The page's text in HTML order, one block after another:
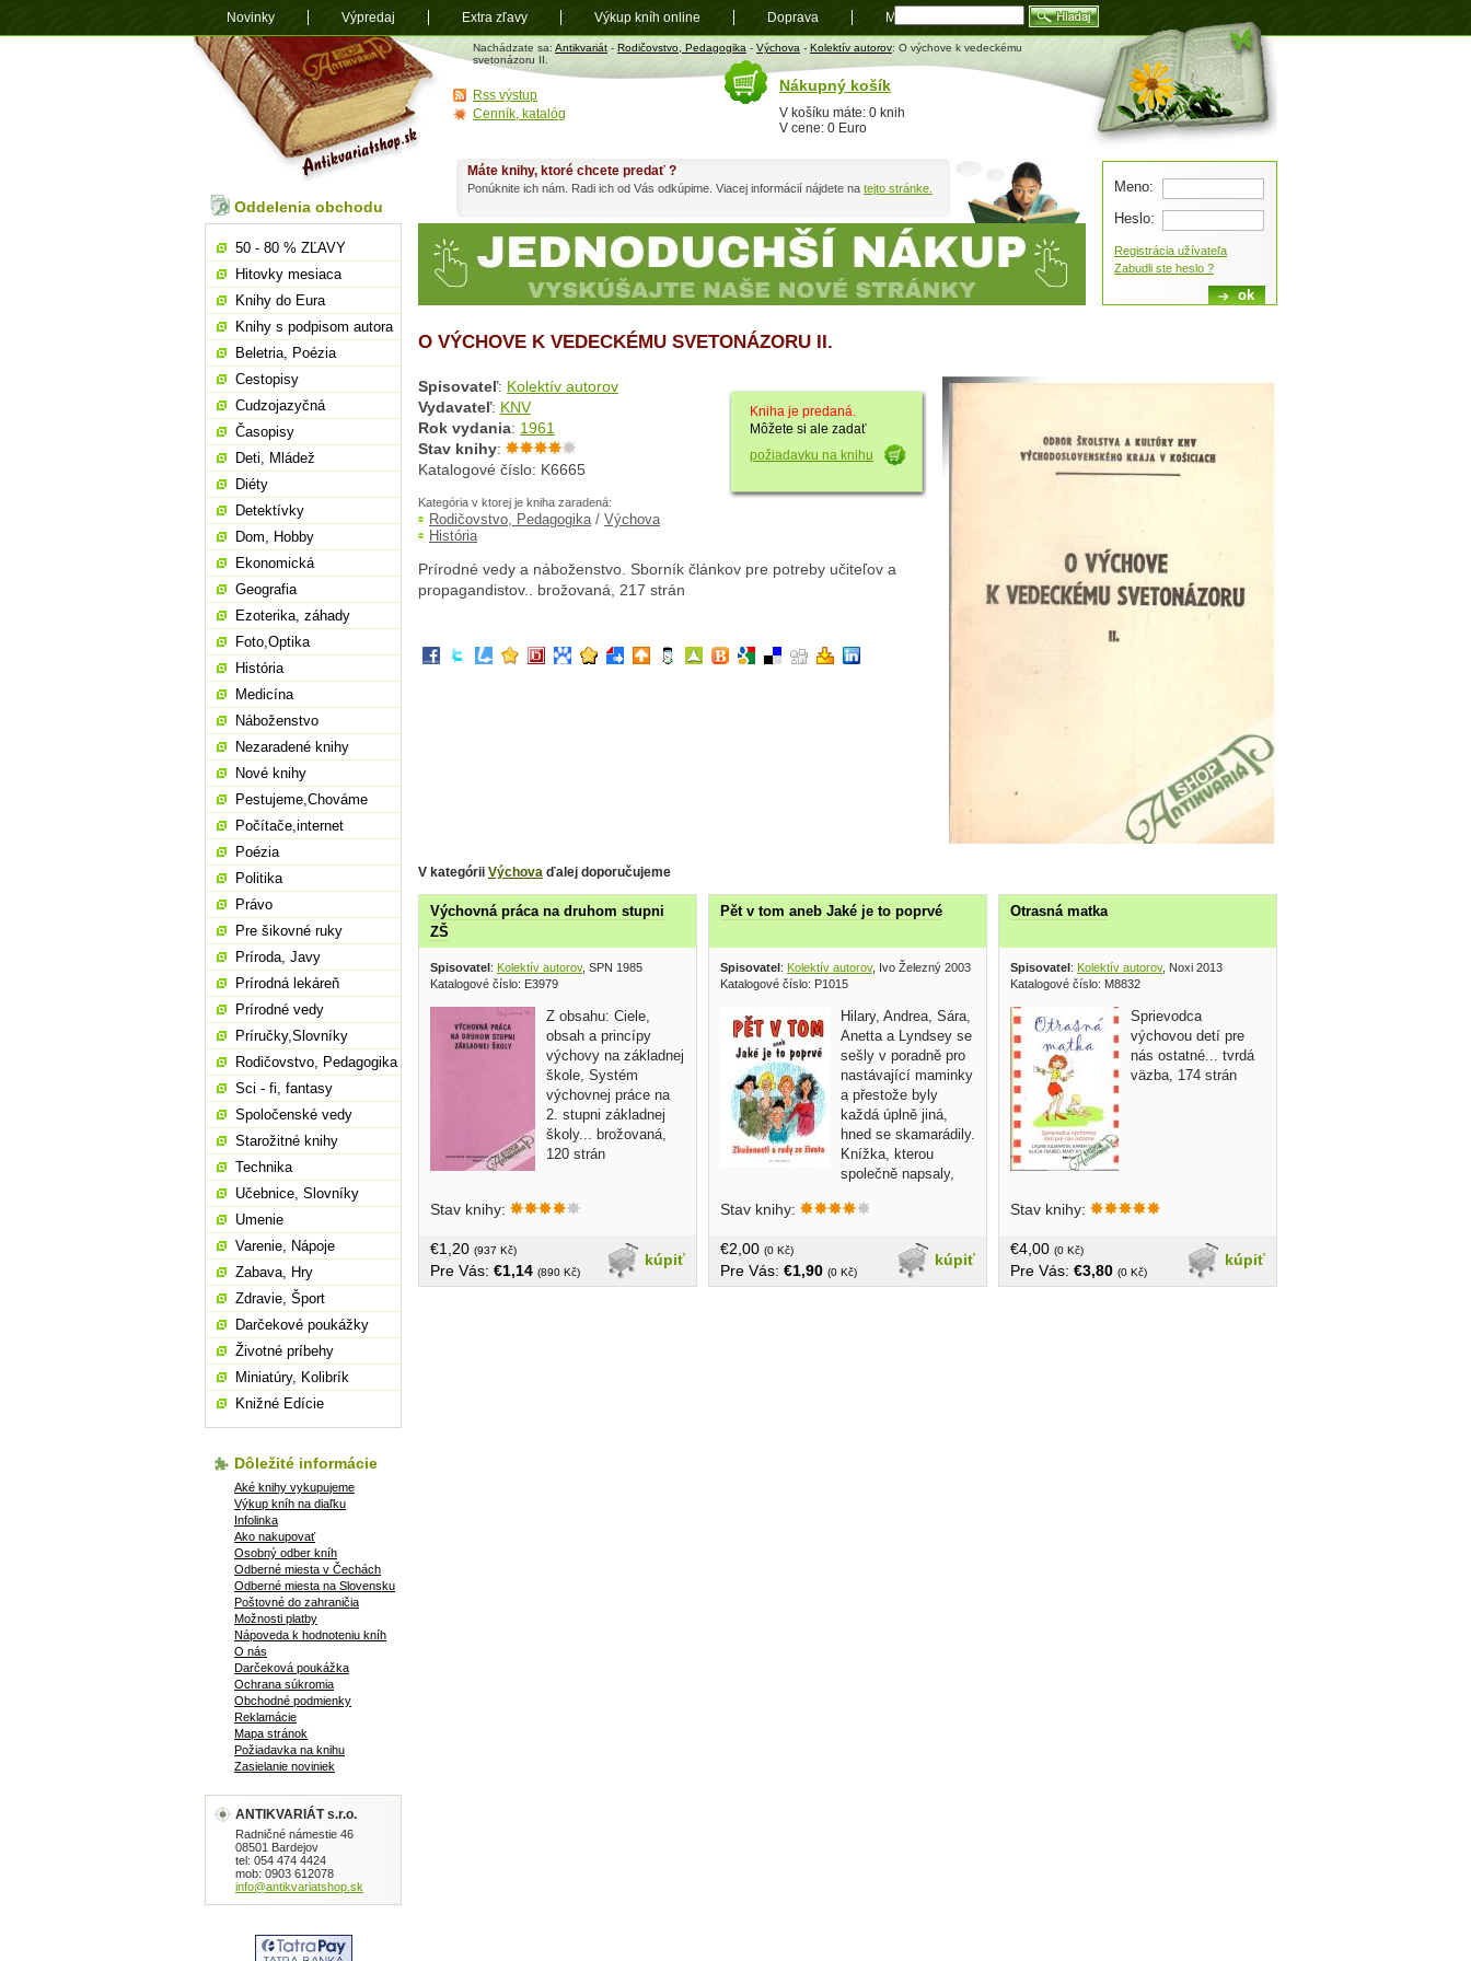
Antikvariát
shop.sk
Nachádzate sa: Antikvariát - Rodičovstvo, Pedagogika - Výchova - Kolektív autorov: O výchove k vedeckému
svetonázoru II.
O VÝCHOVE K VEDECKÉMU SVETONÁZORU II.
Kniha je predaná.
Môžete si ale zadať
požiadavku na knihu
Spisovateľ: Kolektív autorov
Vydavateľ: KNV
Rok vydania: 1961
Stav knihy:
Katalogové číslo: K6665
Kategória v ktorej je kniha zaradená:
Rodičovstvo, Pedagogika/ Výchova
História
Prírodné vedy a náboženstvo. Sborník článkov pre potreby učiteľov a
propagandistov.. brožovaná, 217 strán
V kategórii Výchova ďalej doporučujeme
Výchovná práca na druhom stupni
ZŠ
Spisovatel: Kolektív autorov, SPN 1985
Katalogové číslo: E3979
Z obsahu: Ciele,
obsah a princípy
výchovy na základnej
škole, Systém
výchovnej práce na
2. stupni základnej
školy... brožovaná,
120 strán
Stav knihy:
kúpiť
€1,20 (937 Kč)
Pre Vás: €1,14 (890 Kč)
Pět v tom aneb Jaké je to poprvé
Spisovatel: Kolektív autorov, Ivo Železný 2003
Katalogové číslo: P1015
Hilary, Andrea, Sára,
Anetta a Lyndsey se
sešly v poradně pro
nastávající maminky
a přestože byly
každá úplně jiná,
hned se skamarádily.
Knížka, kterou
společně napsaly,
oněch devíti měsíců. Dočtete se o
hormonech, tělesných i duševních
změnách, o věcech humorných i těch
trochu děsivých – prostě o jejich prvním
Stav knihy:
kúpiť
€2,00 (0 Kč)
Pre Vás: €1,90 (0 Kč)
Otrasná matka
Spisovatel: Kolektív autorov, Noxi 2013
Katalogové číslo: M8832
Sprievodca
výchovou detí pre
nás ostatné... tvrdá
väzba, 174 strán
Stav knihy:
kúpiť
€4,00 (0 Kč)
Pre Vás: €3,80 (0 Kč)
Máte knihy, ktoré chcete predať ?
Ponúknite ich nám. Radi ich od Vás odkúpime. Viacej informácií nájdete na tejto stránke.
Oddelenia obchodu
50 - 80 % ZĽAVY
Hitovky mesiaca
Knihy do Eura
Knihy s podpisom autora
Beletria, Poézia
Cestopisy
Cudzojazyčná
Časopisy
Deti, Mládež
Diéty
Detektívky
Dom, Hobby
Ekonomická
Geografia
Ezoterika, záhady
Foto,Optika
História
Medicína
Náboženstvo
Nezaradené knihy
Nové knihy
Pestujeme,Chováme
Počítače,internet
Poézia
Politika
Právo
Pre šikovné ruky
Príroda, Javy
Prírodná lekáreň
Prírodné vedy
Príručky,Slovníky
Rodičovstvo, Pedagogika
Sci - fi, fantasy
Spoločenské vedy
Starožitné knihy
Technika
Učebnice, Slovníky
Umenie
Varenie, Nápoje
Zabava, Hry
Zdravie, Šport
Darčekové poukážky
Životné príbehy
Miniatúry, Kolibrík
Knižné Edície
Dôležité informácie
Aké knihy vykupujeme
Výkup kníh na diaľku
Infolinka
Ako nakupovať
Osobný odber kníh
Odberné miesta v Čechách
Odberné miesta na Slovensku
Poštovné do zahraničia
Možnosti platby
Nápoveda k hodnoteniu kníh
O nás
Darčeková poukážka
Ochrana súkromia
Obchodné podmienky
Reklamácie
Mapa stránok
Požiadavka na knihu
Zasielanie noviniek
ANTIKVARIÁT s.r.o.
Radničné námestie 46
08501 Bardejov
tel: 054 474 4424
mob: 0903 612078
info@antikvariatshop.sk
Meno:
Heslo:
Registrácia užívateľa
Zabudli ste heslo ?
Nákupný košík
V košíku máte: 0 knih
V cene: 0 Euro
Rss výstup
Cenník, katalóg
Novinky Výpredaj Extra zľavy Výkup kníh online Doprava Mapa